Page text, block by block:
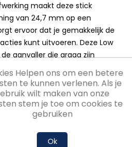
maakt deze stick
van 24,7 mm op een
ervoor dat je gemakkelijk de
kunt uitvoeren. Deze Low
aanvaller die graag zijn
de verdediger die graag
heeft de stick een zacht
print voor meer grip, balans
gewicht van 520-540 gram.
Helpen ons om een betere
te kunnen verlenen. Als je
wilt maken van onze
stem je toe om cookies te
gebruiken
Ok